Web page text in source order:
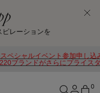
ピレーションを
付中
ブランドがさらにプライス
0